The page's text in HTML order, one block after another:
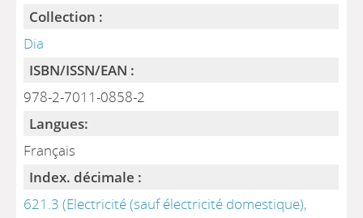
Collection :
Dia
ISBN/ISSN/EAN :
978-2-7011-0858-2
Langues:
Français
Index. décimale :
621.3 (Electricité (sauf électricité domestique),